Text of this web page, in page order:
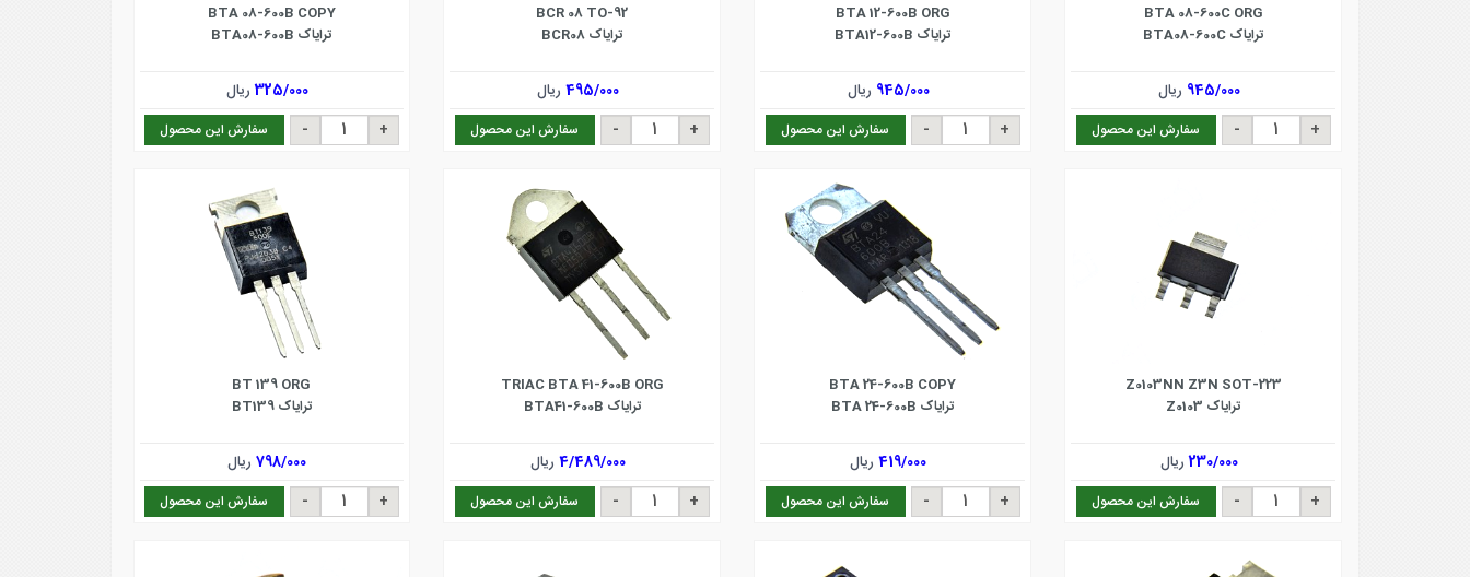
BTA 08-600C ORG
ترایاک BTA08-600C
945/000 ریال
سفارش این محصول
BTA 12-600B ORG
ترایاک BTA12-600B
945/000 ریال
سفارش این محصول
BCR 08 TO-92
ترایاک BCR08
495/000 ریال
سفارش این محصول
BTA 08-600B COPY
ترایاک BTA08-600B
325/000ریال
سفارش این محصول
Z0103NN Z3N SOT-223
ترایاک Z0103
230/000ریال
سفارش این محصول
BTA 24-600B COPY
ترایاک BTA 24-600B
419/000ریال
سفارش این محصول
TRIAC BTA 41-600B ORG
ترایاک BTA41-600B
4/489/000 ریال
سفارش این محصول
BT 139 ORG
ترایاک BT139
798/000ریال
سفارش این محصول